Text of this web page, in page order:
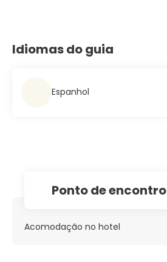
Idiomas do guia
Espanhol
Ponto de encontro
Acomodação no hotel